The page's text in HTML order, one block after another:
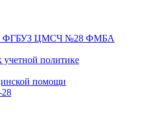
ФГБУЗ ЦМСЧ №28 ФМБА
учетной политике
помощи